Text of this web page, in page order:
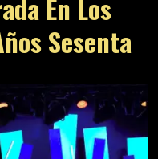
En Los
Sesenta